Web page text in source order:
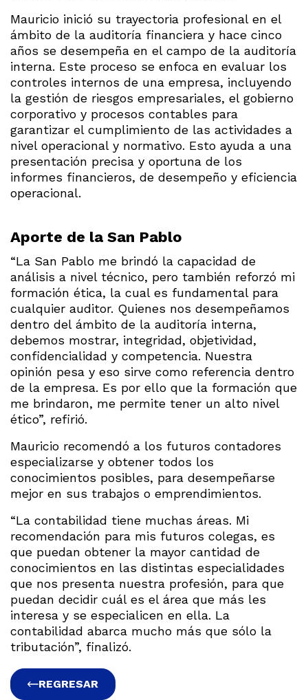
Mauricio inició su trayectoria profesional en el
ámbito de la auditoría financiera y hace cinco
años se desempeña en el campo de la auditoría
interna. Este proceso se enfoca en evaluar los
controles internos de una empresa, incluyendo
la gestión de riesgos empresariales, el gobierno
corporativo y procesos contables para
garantizar el cumplimiento de las actividades a
nivel operacional y normativo. Esto ayuda a una
presentación precisa y oportuna de los
informes financieros, de desempeño y eficiencia
operacional.
Aporte de la San Pablo
“La San Pablo me brindó la capacidad de
análisis a nivel técnico, pero también reforzó mi
formación ética, la cual es fundamental para
cualquier auditor. Quienes nos desempeñamos
dentro del ámbito de la auditoría interna,
debemos mostrar, integridad, objetividad,
confidencialidad y competencia. Nuestra
opinión pesa y eso sirve como referencia dentro
de la empresa. Es por ello que la formación que
me brindaron, me permite tener un alto nivel
ético”, refirió.
Mauricio recomendó a los futuros contadores
especializarse y obtener todos los
conocimientos posibles, para desempeñarse
mejor en sus trabajos o emprendimientos.
“La contabilidad tiene muchas áreas. Mi
recomendación para mis futuros colegas, es
que puedan obtener la mayor cantidad de
conocimientos en las distintas especialidades
que nos presenta nuestra profesión, para que
puedan decidir cuál es el área que más les
interesa y se especialicen en ella. La
contabilidad abarca mucho más que sólo la
tributación”, finalizó.
REGRESAR